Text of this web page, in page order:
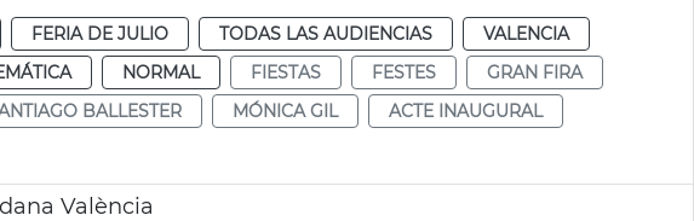
FERIA DE JULIO TODAS LAS AUDIENCIAS
VALENCIA
NORMAL FIESTAS FESTES
GRAN FIRA
BALLESTER MÓNICA GIL
ACTE INAUGURAL
València